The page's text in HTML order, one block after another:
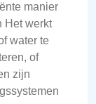
manier
Het werkt
water te
of
zijn